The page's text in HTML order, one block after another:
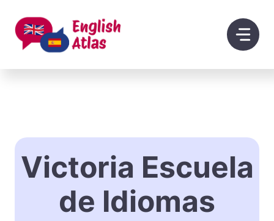
contenido
Victoria Escuela
de Idiomas